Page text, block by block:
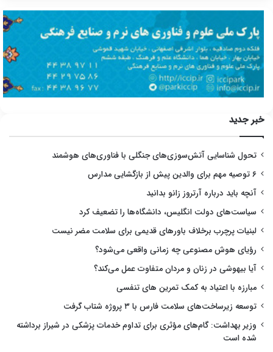
خبر جدید
تحول شناسایی آتش‌سوزی‌های جنگلی با فناوری‌های هوشمند
۶ توصیه مهم برای والدین پیش از بازگشایی مدارس
آنچه باید درباره آرتروز زانو بدانید
سیاست‌های دولت انگلیس، دانشگاه‌ها را تضعیف کرد
لبنیات پرچرب برخلاف باورهای قدیمی برای سلامت مضر نیست
رؤیای هوش مصنوعی چه زمانی واقعی می‌شود؟
آیا بیهوشی در زنان و مردان متفاوت عمل می‌کند؟
مبارزه با اعتیاد به کمک تمرین های تنفسی
توسعه زیرساخت‌های سلامت فارس با ۳ پروژه شتاب گرفت
وزیر بهداشت: گام‌های مؤثری برای تداوم خدمات پزشکی در شیراز برداشته
شده است